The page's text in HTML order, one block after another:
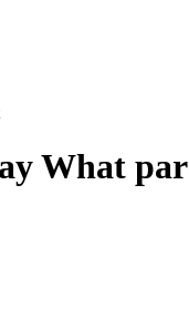
What par